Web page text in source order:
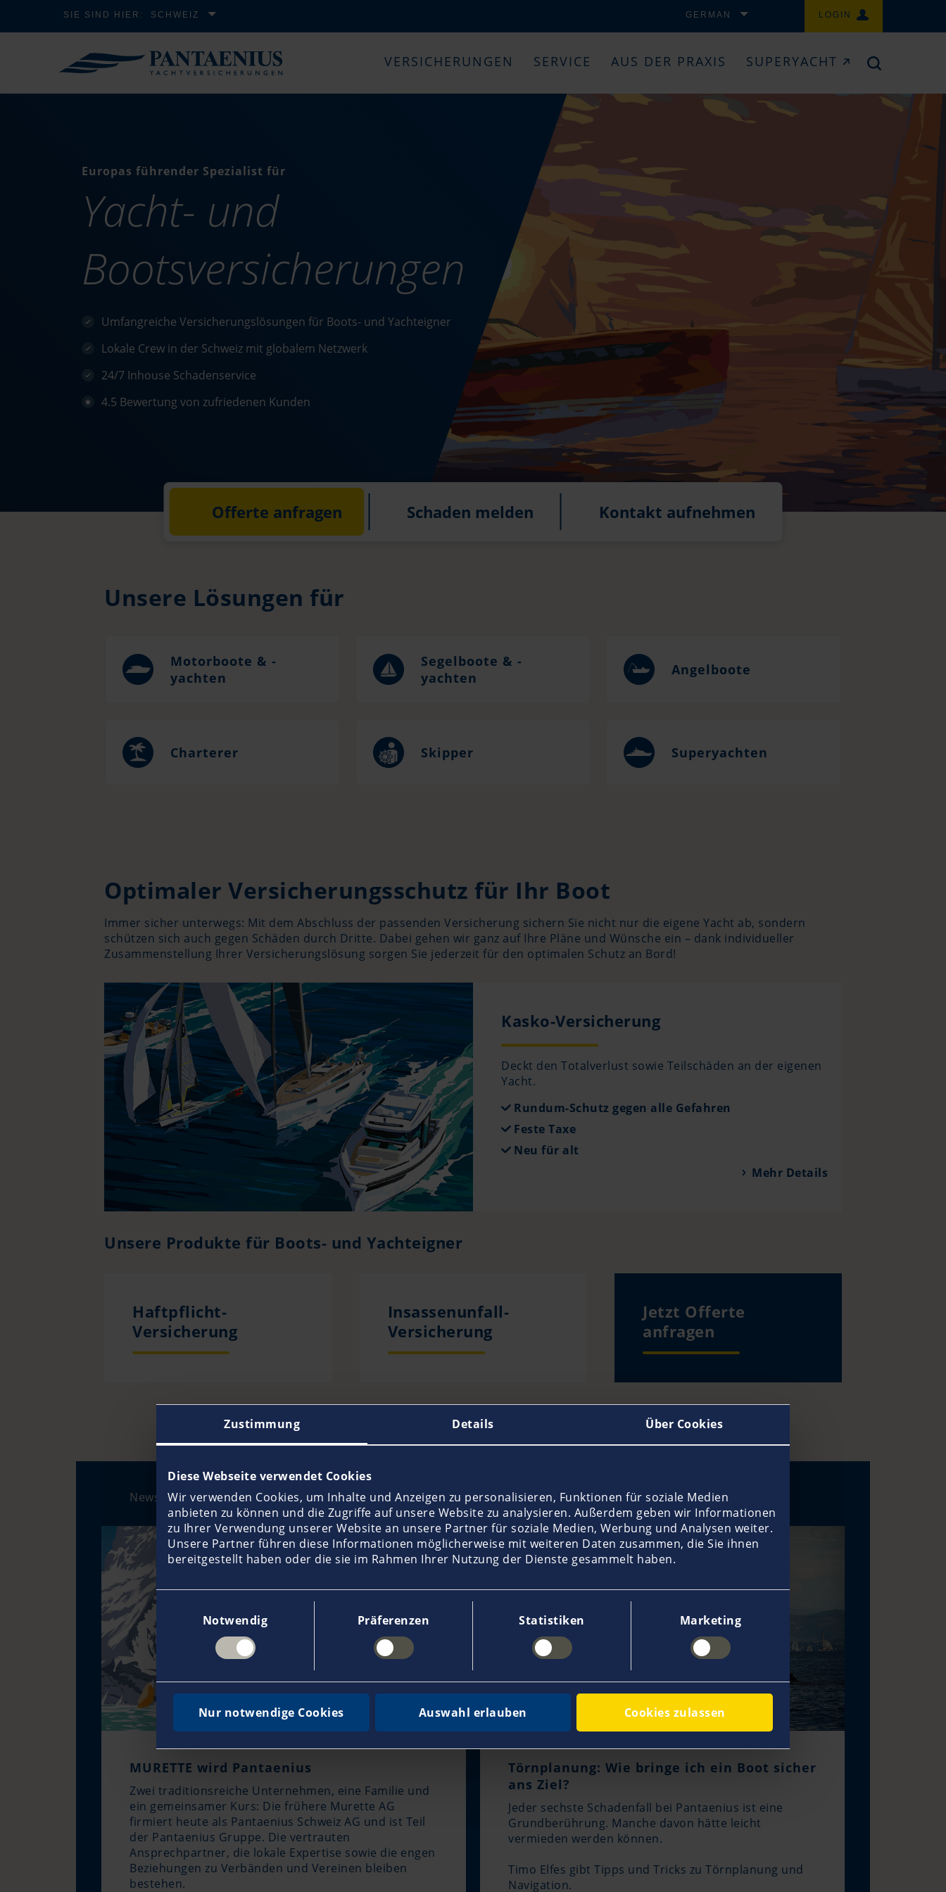
Zustimmung Details Über Cookies
Diese Webseite verwendet Cookies
Wir verwenden Cookies, um Inhalte und Anzeigen zu personalisieren, Funktionen für soziale Medien
anbieten zu können und die Zugriffe auf unsere Website zu analysieren. Außerdem geben wir Informationen
zu Ihrer Verwendung unserer Website an unsere Partner für soziale Medien, Werbung und Analysen weiter.
Unsere Partner führen diese Informationen möglicherweise mit weiteren Daten zusammen, die Sie ihnen
bereitgestellt haben oder die sie im Rahmen Ihrer Nutzung der Dienste gesammelt haben.
Einwilligungsauswahl
Notwendig Präferenzen Statistiken Marketing
Nur notwendige Cookies Auswahl erlauben Cookies zulassen
SIE SIND HIER: SCHWEIZ GERMAN LOGIN
VERSICHERUNGEN SERVICE AUS DER PRAXIS SUPERYACHT
Europas führender Spezialist für
Yacht- und
Bootsversicherungen
Umfangreiche Versicherungslösungen für Boots- und Yachteigner
Lokale Crew in der Schweiz mit globalem Netzwerk
24/7 Inhouse Schadenservice
4.5 Bewertung von zufriedenen Kunden
Offerte anfragen Schaden melden Kontakt aufnehmen
Unsere Lösungen für
Motorboote & -
yachten
Segelboote & -
yachten
Angelboote
Charterer Skipper Superyachten
Optimaler Versicherungsschutz für Ihr Boot
Immer sicher unterwegs: Mit dem Abschluss der passenden Versicherung sichern Sie nicht nur die eigene Yacht ab, sondern
schützen sich auch gegen Schäden durch Dritte. Dabei gehen wir ganz auf Ihre Pläne und Wünsche ein – dank individueller
Zusammenstellung Ihrer Versicherungslösung sorgen Sie jederzeit für den optimalen Schutz an Bord!
Kasko-Versicherung
Deckt den Totalverlust sowie Teilschäden an der eigenen
Yacht.
Rundum-Schutz gegen alle Gefahren
Feste Taxe
Neu für alt
Mehr Details
Unsere Produkte für Boots- und Yachteigner
Haftpflicht-
Versicherung
Insassenunfall-
Versicherung
Jetzt Offerte
anfragen
News
MURETTE wird Pantaenius
Zwei traditionsreiche Unternehmen, eine Familie und
ein gemeinsamer Kurs: Die frühere Murette AG
firmiert heute als Pantaenius Schweiz AG und ist Teil
der Pantaenius Gruppe. Die vertrauten
Ansprechpartner, die lokale Expertise sowie die engen
Beziehungen zu Verbänden und Vereinen bleiben
bestehen.
Magazin
Törnplanung: Wie bringe ich ein Boot sicher
ans Ziel?
Jeder sechste Schadenfall bei Pantaenius ist eine
Grundberührung. Manche davon hätte leicht
vermieden werden können.
Timo Elfes gibt Tipps und Tricks zu Törnplanung und
Navigation.